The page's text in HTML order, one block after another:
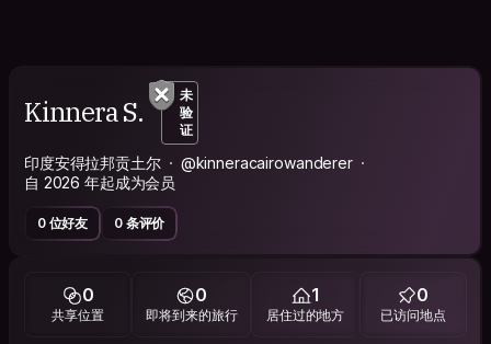
Kinnera S.
未
验
证
印度安得拉邦贡土尔
@kinneracairowanderer
自 2026 年起成为会员
0 位好友 0 条评价
0
共享位置
0
即将到来的旅行
1
居住过的地方
0
已访问地点